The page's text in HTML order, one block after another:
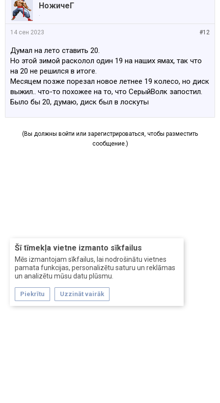
Šī tīmekļa vietne izmanto sīkfailus
Mēs izmantojam sīkfailus, lai nodrošinātu vietnes
pamata funkcijas, personalizētu saturu un reklāmas
un analizētu mūsu datu plūsmu.
Piekrītu Uzzināt vairāk
НожичеГ
.
#12
14 сен 2023
Думал на лето ставить 20.
Но этой зимой расколол один 19 на наших ямах, так что
на 20 не решился в итоге.
Месяцем позже порезал новое летнее 19 колесо, но диск
выжил.. что-то похожее на то, что СерыйВолк запостил.
Было бы 20, думаю, диск был в лоскуты
(Вы должны войти или зарегистрироваться, чтобы разместить
сообщение.)